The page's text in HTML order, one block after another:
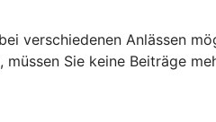
verschiedenen Anlässen
Sie keine Beiträge